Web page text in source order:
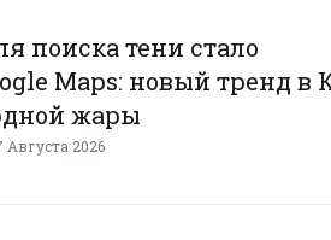
поиска тени стало
Maps: новый тренд в
жары
Августа 2026